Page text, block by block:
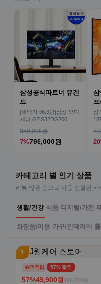
삼성공식파트너 유겐
트
[혜택가 66.3만]삼성 오디
세이 G7 S32DG700
859,000원
7%799,000원
삼
프
삼
TV
카테고리 별 인기 상품
리뷰 많은 순으로 자동 정렬된 카
생활/건강 식품 디지털/가전
화장품/미용 가구/인테리어
1
슈퍼적립 57% 할인
57%49,900원 116,000원